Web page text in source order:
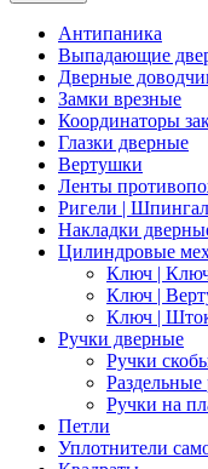
Антипаника
Выпадающие
Дверные
Замки врезные
Координаторы
Глазки дверные
Вертушки
Ленты
Ригели |
Накладки
Цилиндровые
Ключ |
Ключ |
Ключ |
Ручки дверные
Ручки
Раздельные
Ручки на
Петли
Уплотнители